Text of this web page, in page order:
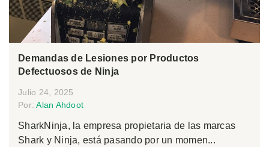
Demandas de Lesiones por Productos
Defectuosos de Ninja
Julio 24, 2025
Por:Alan Ahdoot
SharkNinja, la empresa propietaria de las marcas
Shark y Ninja, está pasando por un momen...